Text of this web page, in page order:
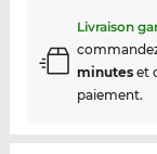
Livraison
minuteset
paiement.